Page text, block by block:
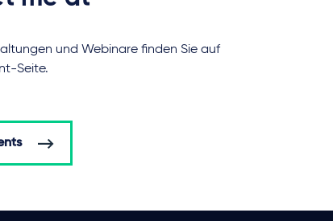
und Webinare finden Sie auf
Seite.